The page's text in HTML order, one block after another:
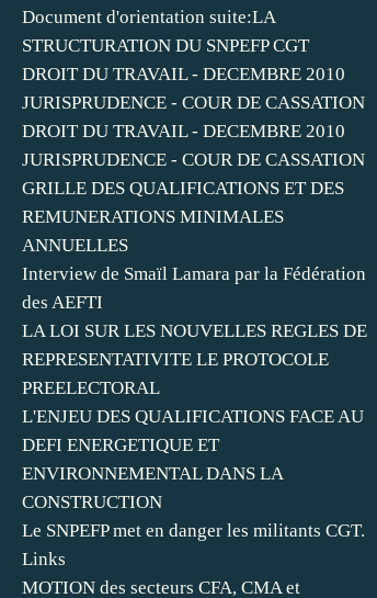
Document d'orientation suite:LA
STRUCTURATION DU SNPEFP CGT
DROIT DU TRAVAIL - DECEMBRE 2010
JURISPRUDENCE - COUR DE CASSATION
DROIT DU TRAVAIL - DECEMBRE 2010
JURISPRUDENCE - COUR DE CASSATION
GRILLE DES QUALIFICATIONS ET DES
REMUNERATIONS MINIMALES
ANNUELLES
Interview de Smaïl Lamara par la Fédération
des AEFTI
LA LOI SUR LES NOUVELLES REGLES DE
REPRESENTATIVITE LE PROTOCOLE
PREELECTORAL
L'ENJEU DES QUALIFICATIONS FACE AU
DEFI ENERGETIQUE ET
ENVIRONNEMENTAL DANS LA
CONSTRUCTION
Le SNPEFP met en danger les militants CGT.
Links
MOTION des secteurs CFA, CMA et